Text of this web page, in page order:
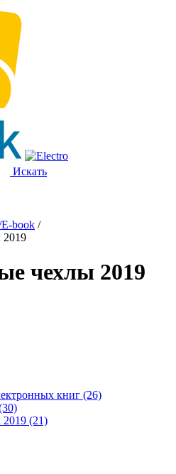
Искать
book /
2019
чехлы 2019
книг (26)
(21)